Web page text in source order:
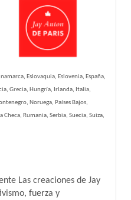
Eslovaquia, Eslovenia, España,
Grecia, Hungría, Irlanda, Italia,
Noruega, Países Bajos,
Rumania, Serbia, Suecia, Suiza,
Las creaciones de Jay
fuerza y